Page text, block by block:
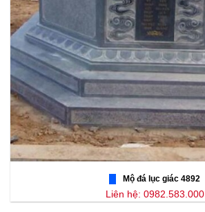
Mộ đá lục giác 4892
Liên hệ: 0982.583.000